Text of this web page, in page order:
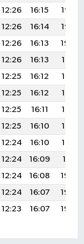
12:26 16:15
19:23
12:26 16:14
19:22
12:26 16:13
19:20
12:26 16:13
19:19
12:25 16:12
19:18
12:25 16:12
19:16
12:25 16:11
19:15
12:25 16:10
19:13
12:24 16:10
19:12
12:24 16:09
19:11
12:24 16:08
19:09
12:24 16:07
19:08
12:23 16:07 19:06